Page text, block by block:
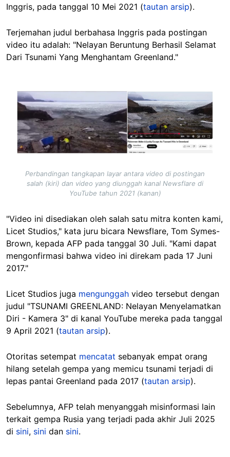
Inggris, pada tanggal 10 Mei 2021 (tautan arsip).
Terjemahan judul berbahasa Inggris pada postingan
video itu adalah: "Nelayan Beruntung Berhasil Selamat
Dari Tsunami Yang Menghantam Greenland."
Image
Perbandingan tangkapan layar antara video di postingan
salah (kiri) dan video yang diunggah kanal Newsflare di
YouTube tahun 2021 (kanan)
"Video ini disediakan oleh salah satu mitra konten kami,
Licet Studios," kata juru bicara Newsflare, Tom Symes-
Brown, kepada AFP pada tanggal 30 Juli. "Kami dapat
mengonfirmasi bahwa video ini direkam pada 17 Juni
2017."
Licet Studios juga mengunggah video tersebut dengan
judul "TSUNAMI GREENLAND: Nelayan Menyelamatkan
Diri - Kamera 3" di kanal YouTube mereka pada tanggal
9 April 2021 (tautan arsip).
Otoritas setempat mencatat sebanyak empat orang
hilang setelah gempa yang memicu tsunami terjadi di
lepas pantai Greenland pada 2017 (tautan arsip).
Sebelumnya, AFP telah menyanggah misinformasi lain
terkait gempa Rusia yang terjadi pada akhir Juli 2025
di sini, sini dan sini.